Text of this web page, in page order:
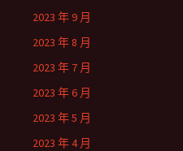
2023 年 9 月
2023 年 8 月
2023 年 7 月
2023 年 6 月
2023 年 5 月
2023 年 4 月